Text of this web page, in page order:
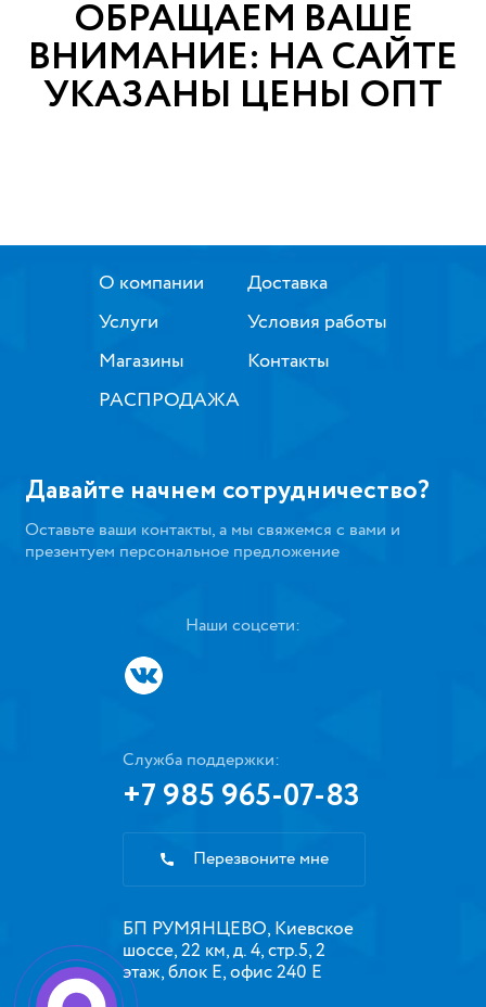
ОБРАЩАЕМ ВАШЕ
ВНИМАНИЕ: НА САЙТЕ
УКАЗАНЫ ЦЕНЫ ОПТ
О компании
Услуги
Магазины
РАСПРОДАЖА
Доставка
Условия работы
Контакты
Давайте начнем сотрудничество?
Оставьте ваши контакты, а мы свяжемся с вами и
презентуем персональное предложение
Наши соцсети:
Служба поддержки:
+7 985 965-07-83
Перезвоните мне
БП РУМЯНЦЕВО, Киевское
шоссе, 22 км, д. 4, стр.5, 2
этаж, блок Е, офис 240 Е